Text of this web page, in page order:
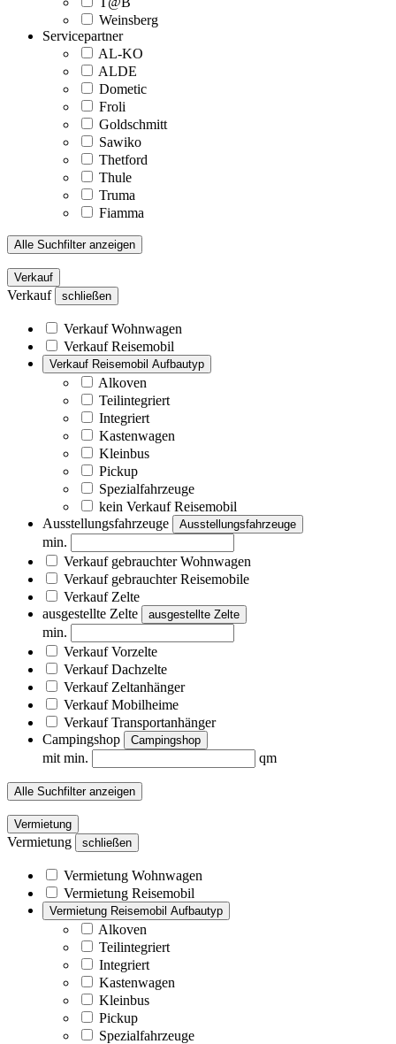
Weinsberg
Servicepartner
AL-KO
ALDE
Dometic
Froli
Goldschmitt
Sawiko
Thetford
Thule
Truma
Fiamma
Alle Suchfilter anzeigen
Verkauf
Verkauf schließen
Verkauf Wohnwagen
Verkauf Reisemobil
Verkauf Reisemobil Aufbautyp
Alkoven
Teilintegriert
Integriert
Kastenwagen
Kleinbus
Pickup
Spezialfahrzeuge
kein Verkauf Reisemobil
Ausstellungsfahrzeuge
Ausstellungsfahrzeuge
min.
Verkauf gebrauchter Wohnwagen
Verkauf gebrauchter Reisemobile
Verkauf Zelte
ausgestellte Zelte
ausgestellte Zelte
min.
Verkauf Vorzelte
Verkauf Dachzelte
Verkauf Zeltanhänger
Verkauf Mobilheime
Verkauf Transportanhänger
Campingshop
Campingshop
mit min. qm
Alle Suchfilter anzeigen
Vermietung
Vermietung schließen
Vermietung Wohnwagen
Vermietung Reisemobil
Vermietung Reisemobil Aufbautyp
Alkoven
Teilintegriert
Integriert
Kastenwagen
Kleinbus
Pickup
Spezialfahrzeuge